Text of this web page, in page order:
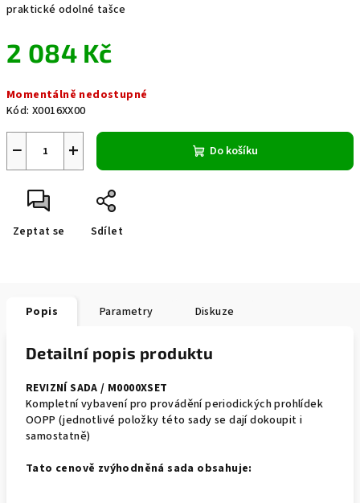
praktické odolné tašce
2 084 Kč
cena:
Momentálně nedostupné
Kód: X0016XX00
+
− Do košíku
Zeptat se Sdílet
Popis Parametry Diskuze
Detailní popis produktu
REVIZNÍ SADA / M0000XSET
Kompletní vybavení pro provádění periodických prohlídek
OOPP (jednotlivé položky této sady se dají dokoupit i
samostatně)
Tato cenově zvýhodněná sada obsahuje: